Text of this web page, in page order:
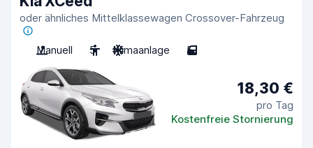
oder ähnliches Mittelklassewagen Crossover-Fahrzeug
Manuell 5 Klimaanlage 5
18,30 €
pro Tag
Kostenfreie Stornierung